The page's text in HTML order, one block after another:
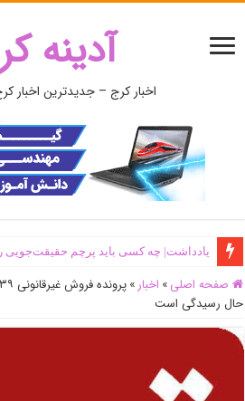
آدینه
اخبار کرج – جدیدترین اخبار
یادداشت| ‌چه کسی باید پرچم حقیقت‌جویی
صفحه اصلی » اخبار »
حال رسیدگی است